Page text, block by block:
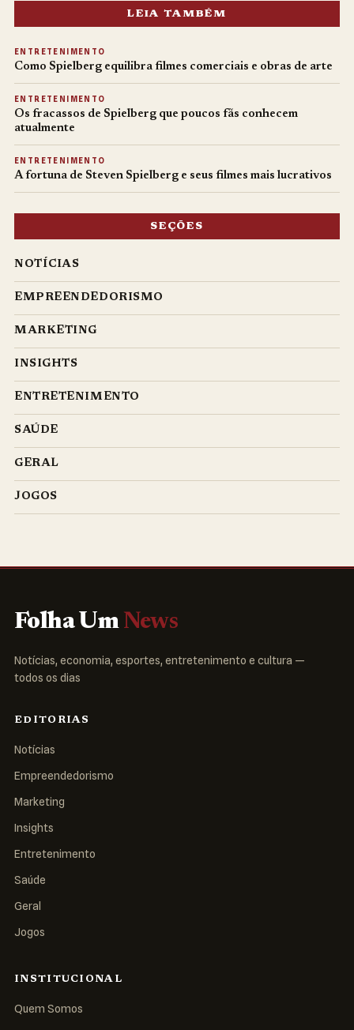
LEIA TAMBÉM
ENTRETENIMENTO
Como Spielberg equilibra filmes comerciais e obras de arte
ENTRETENIMENTO
Os fracassos de Spielberg que poucos fãs conhecem
atualmente
ENTRETENIMENTO
A fortuna de Steven Spielberg e seus filmes mais lucrativos
SEÇÕES
NOTÍCIAS
EMPREENDEDORISMO
MARKETING
INSIGHTS
ENTRETENIMENTO
SAÚDE
GERAL
JOGOS
Folha Um News
Notícias, economia, esportes, entretenimento e cultura —
todos os dias
EDITORIAS
Notícias
Empreendedorismo
Marketing
Insights
Entretenimento
Saúde
Geral
Jogos
INSTITUCIONAL
Quem Somos